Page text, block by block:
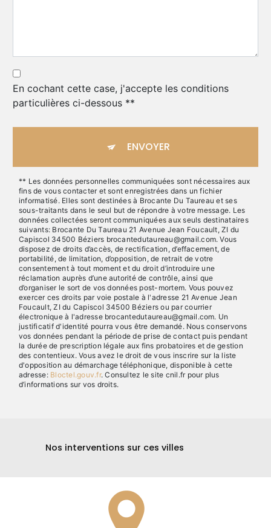
En cochant cette case, j'accepte les conditions
particulières ci-dessous **
ENVOYER
** Les données personnelles communiquées sont nécessaires aux
fins de vous contacter et sont enregistrées dans un fichier
informatisé. Elles sont destinées à Brocante Du Taureau et ses
sous-traitants dans le seul but de répondre à votre message. Les
données collectées seront communiquées aux seuls destinataires
suivants: Brocante Du Taureau 21 Avenue Jean Foucault, ZI du
Capiscol 34500 Béziers brocantedutaureau@gmail.com. Vous
disposez de droits d’accès, de rectification, d’effacement, de
portabilité, de limitation, d’opposition, de retrait de votre
consentement à tout moment et du droit d’introduire une
réclamation auprès d’une autorité de contrôle, ainsi que
d’organiser le sort de vos données post-mortem. Vous pouvez
exercer ces droits par voie postale à l'adresse 21 Avenue Jean
Foucault, ZI du Capiscol 34500 Béziers ou par courrier
électronique à l'adresse brocantedutaureau@gmail.com. Un
justificatif d'identité pourra vous être demandé. Nous conservons
vos données pendant la période de prise de contact puis pendant
la durée de prescription légale aux fins probatoires et de gestion
des contentieux. Vous avez le droit de vous inscrire sur la liste
d'opposition au démarchage téléphonique, disponible à cette
adresse: Bloctel.gouv.fr. Consultez le site cnil.fr pour plus
d’informations sur vos droits.
Nos interventions sur ces villes